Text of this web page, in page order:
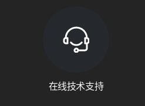
在线技术支持